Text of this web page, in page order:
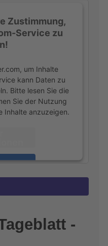
Zustimmung,
Service zu
um Inhalte
kann Daten zu
Bitte lesen Sie die
Sie der Nutzung
Inhalte anzuzeigen.
-